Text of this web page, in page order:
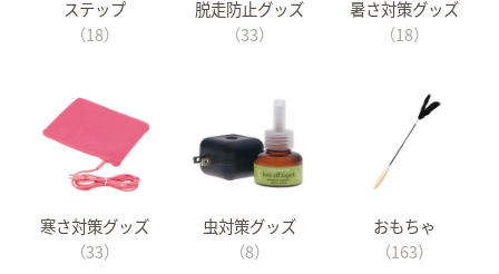
ステップ
（18）
脱走防止グッズ
（33）
暑さ対策グッズ
（18）
寒さ対策グッズ
（33）
虫対策グッズ
（8）
おもちゃ
（163）